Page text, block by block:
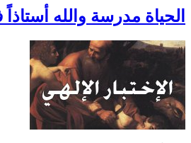
الحياة مدرسة والله أستاذاً